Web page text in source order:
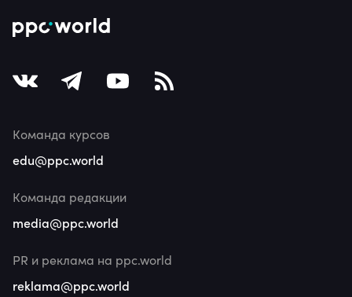
Команда курсов
edu@ppc.world
Команда редакции
media@ppc.world
PR и реклама на ppc.world
reklama@ppc.world